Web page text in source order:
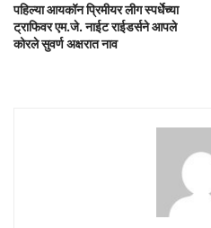
पहिल्या आयकॉन प्रिमीयर लीग स्पर्धेच्या
ट्राफिवर एम.जे. नाईट राईडर्सने आपले
कोरले सुवर्ण अक्षरात नाव